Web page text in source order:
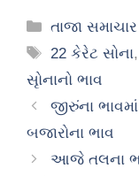
Categories
તાજા સમાચાર
Tags
22 કેરેટ સોના,
સૃોનાનો ભાવ
જીરુંના
બજારોના ભાવ
આજે તલના